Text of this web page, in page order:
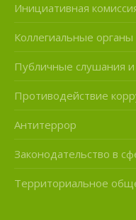
Инициативная
Коллегиальные органы
Публичные слушания
Противодействие
Антитеррор
Законодательство в
Территориальное